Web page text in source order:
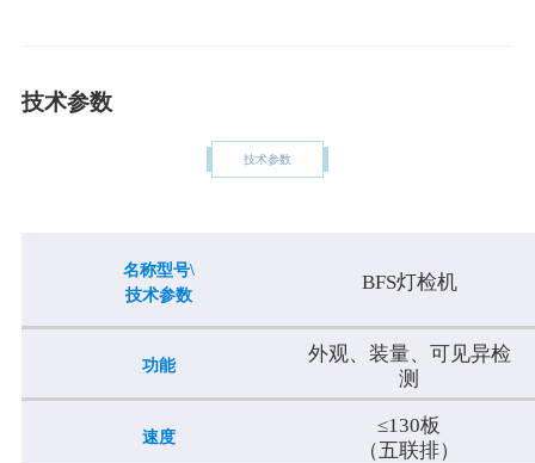
技术参数
技术参数
名称型号\
技术参数
BFS灯检机
功能
外观、装量、可见异检
测
速度
≤130板
（五联排）